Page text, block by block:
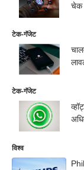
चेक
टेक-गॅजेट
टेक-गॅजेट
विश्व